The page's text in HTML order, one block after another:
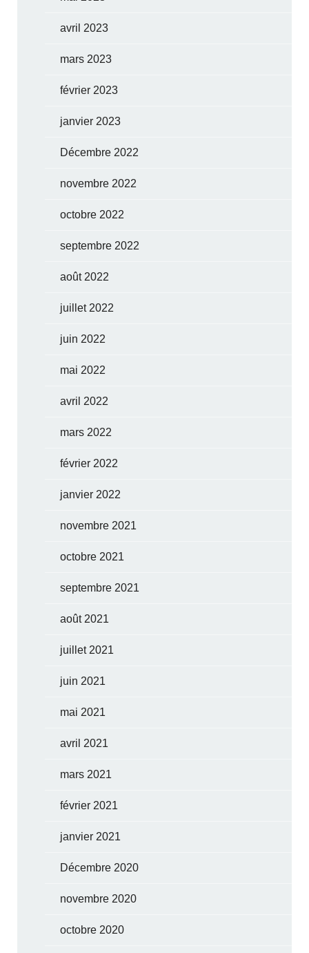
avril 2023
mars 2023
février 2023
janvier 2023
Décembre 2022
novembre 2022
octobre 2022
septembre 2022
août 2022
juillet 2022
juin 2022
mai 2022
avril 2022
mars 2022
février 2022
janvier 2022
novembre 2021
octobre 2021
septembre 2021
août 2021
juillet 2021
juin 2021
mai 2021
avril 2021
mars 2021
février 2021
janvier 2021
Décembre 2020
novembre 2020
octobre 2020